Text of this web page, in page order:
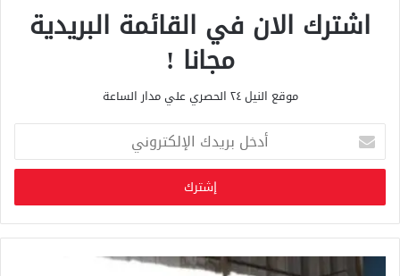
اشترك الان في القائمة البريدية
مجانا !
موقع النيل ٢٤ الحصري علي مدار الساعة
خ
ب
ر
ي
د